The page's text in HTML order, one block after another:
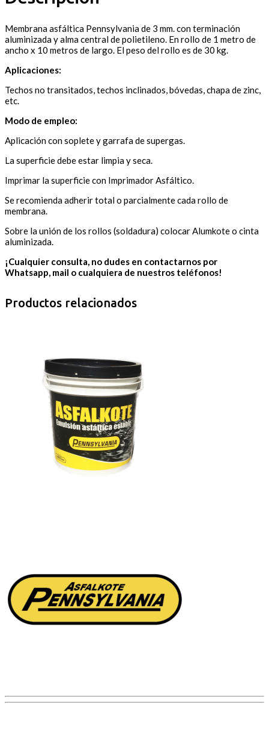
Membrana asfáltica Pennsylvania de 3 mm. con terminación
aluminizada y alma central de polietileno. En rollo de 1 metro de
ancho x 10 metros de largo. El peso del rollo es de 30 kg.
Aplicaciones:
Techos no transitados, techos inclinados, bóvedas, chapa de zinc,
etc.
Modo de empleo:
Aplicación con soplete y garrafa de supergas.
La superficie debe estar limpia y seca.
Imprimar la superficie con Imprimador Asfáltico.
Se recomienda adherir total o parcialmente cada rollo de
membrana.
Sobre la unión de los rollos (soldadura) colocar Alumkote o cinta
aluminizada.
¡Cualquier consulta, no dudes en contactarnos por
Whatsapp, mail o cualquiera de nuestros teléfonos!
Productos relacionados